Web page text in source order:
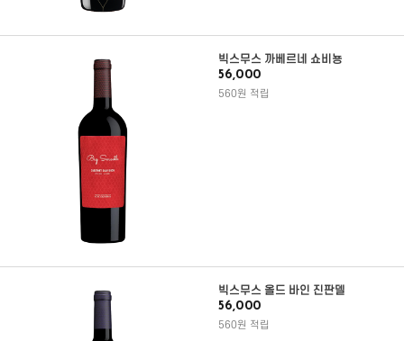
빅스무스 까베르네 쇼비뇽
56,000
560원 적립
빅스무스 올드 바인 진판델
56,000
560원 적립